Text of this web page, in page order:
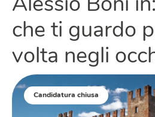
Alessio Boni
che ti guardo
volta negli
Candidatura chiusa